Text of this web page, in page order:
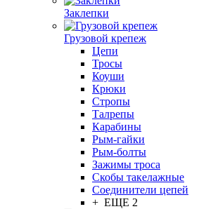
Заклепки
Грузовой крепеж
Цепи
Тросы
Коуши
Крюки
Стропы
Талрепы
Карабины
Рым-гайки
Рым-болты
Зажимы троса
Скобы такелажные
Соединители цепей
+ ЕЩЕ 2